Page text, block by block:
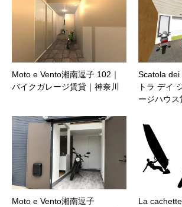
Moto e Vento湘南逗子 102｜
バイクガレージ賃貸｜神奈川
Scatola dei
トラ デイ
ージハウス
Moto e Vento湘南逗子
La